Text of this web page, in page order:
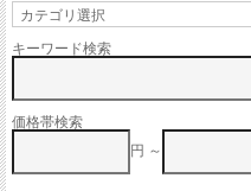
キーワード検索
価格帯検索
円 ～